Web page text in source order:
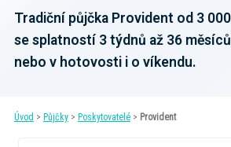
Tradiční půjčka Provident od 3
se splatností 3 týdnů až 36
nebo v hotovosti i o víkendu.
Úvod > Půjčky> Poskytovatelé> Provident